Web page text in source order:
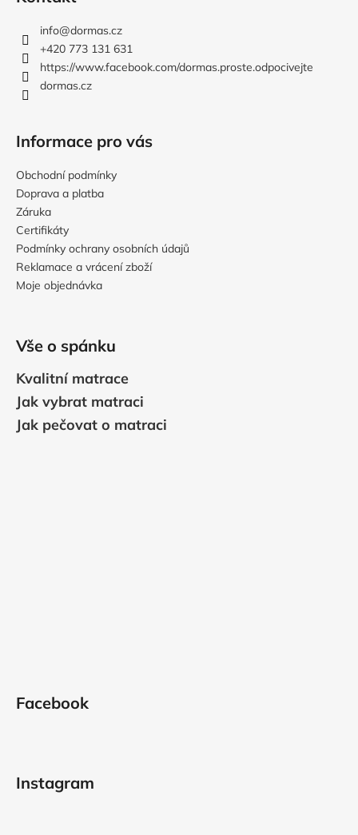
info@dormas.cz
+420 773 131 631
https://www.facebook.com/dormas.proste.odpocivejte
dormas.cz
Informace pro vás
Obchodní podmínky
Doprava a platba
Záruka
Certifikáty
Podmínky ochrany osobních údajů
Reklamace a vrácení zboží
Moje objednávka
Vše o spánku
Kvalitní matrace
Jak vybrat matraci
Jak pečovat o matraci
Facebook
Instagram